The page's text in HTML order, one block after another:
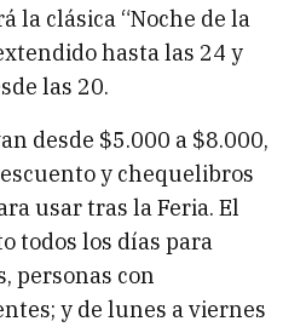
la clásica “Noche de la
hasta las 24 y
las 20.
desde $5.000 a $8.000,
y chequelibros
usar tras la Feria. El
todos los días para
personas con
y de lunes a viernes